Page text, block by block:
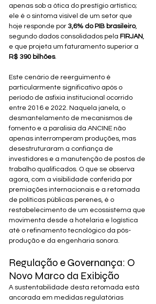
apenas sob a ótica do prestígio artístico;
ele é o sintoma visível de um setor que
hoje responde por 3,6% do PIB brasileiro,
segundo dados consolidados pela FIRJAN,
e que projeta um faturamento superior a
R$ 390 bilhões.
Este cenário de reerguimento é
particularmente significativo após o
período de asfixia institucional ocorrido
entre 2016 e 2022. Naquela janela, o
desmantelamento de mecanismos de
fomento e a paralisia da ANCINE não
apenas interromperam produções, mas
desestruturaram a confiança de
investidores e a manutenção de postos de
trabalho qualificados. O que se observa
agora, com a visibilidade conferida por
premiações internacionais e a retomada
de políticas públicas perenes, é o
restabelecimento de um ecossistema que
movimenta desde a hotelaria e logística
até o refinamento tecnológico da pós-
produção e da engenharia sonora.
Regulação e Governança: O
Novo Marco da Exibição
A sustentabilidade desta retomada está
ancorada em medidas regulatórias